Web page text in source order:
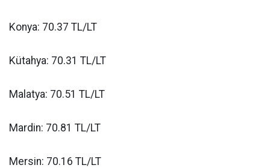
Konya: 70.37 TL/LT
Kütahya: 70.31 TL/LT
Malatya: 70.51 TL/LT
Mardin: 70.81 TL/LT
Mersin: 70.16 TL/LT